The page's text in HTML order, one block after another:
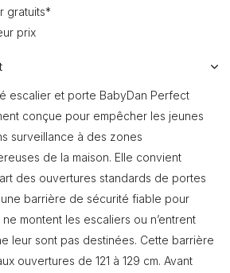
gratuits*
prix
escalier et porte BabyDan Perfect
conçue pour empêcher les jeunes
surveillance à des zones
de la maison. Elle convient
des ouvertures standards de portes
barrière de sécurité fiable pour
montent les escaliers ou n’entrent
leur sont pas destinées. Cette barrière
ouvertures de 121 à 129 cm. Avant